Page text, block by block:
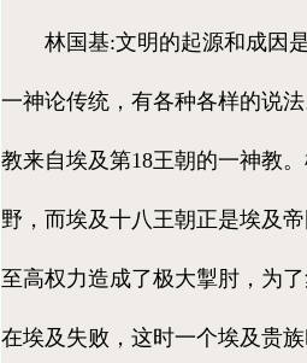
林国基:文明的起源和成因是
一神论传统，有各种各样的说
教来自埃及第18王朝的一神教
野，而埃及十八王朝正是埃及
至高权力造成了极大掣肘，为
在埃及失败，这时一个埃及贵